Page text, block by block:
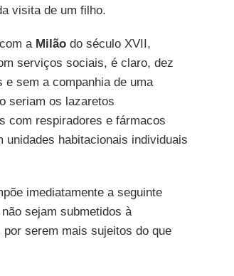
visita de um filho.
a Milãodo século XVII,
serviços sociais, é claro, dez
sem a companhia de uma
seriam os lazaretos
com respiradores e fármacos
habitacionais individuais
imediatamente a seguinte
sejam submetidos à
por serem mais sujeitos do que